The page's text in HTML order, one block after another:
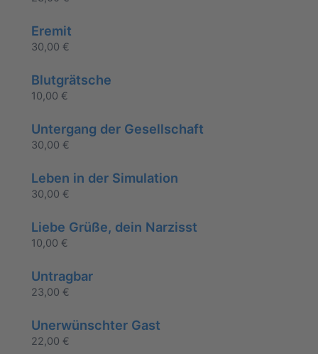
Eremit
30,00 €
Blutgrätsche
10,00 €
Untergang der Gesellschaft
30,00 €
Leben in der Simulation
30,00 €
Liebe Grüße, dein Narzisst
10,00 €
Untragbar
23,00 €
Unerwünschter Gast
22,00 €